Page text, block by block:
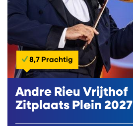
8,7 Prachtig
Andre Rieu Vrijthof
Zitplaats Plein 2027